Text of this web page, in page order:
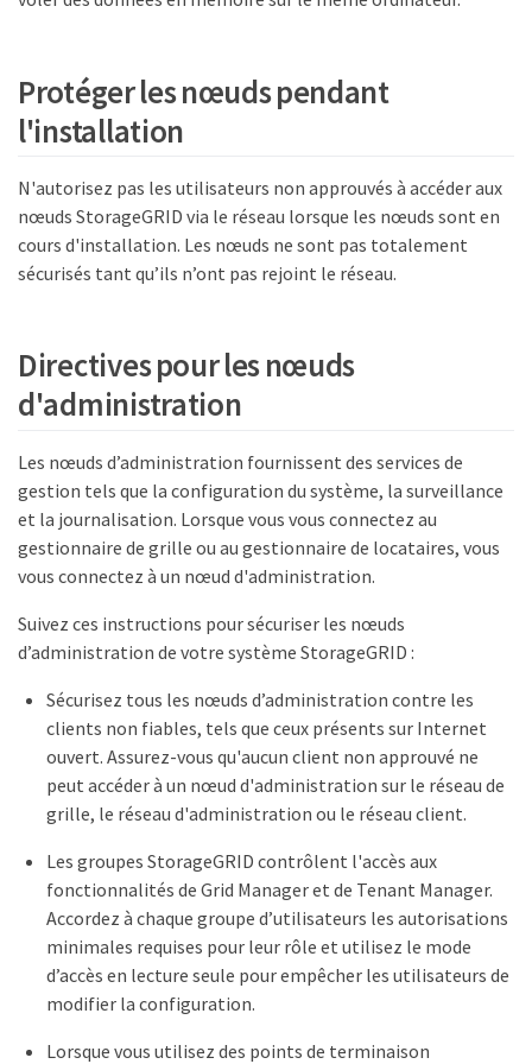
Protéger les nœuds pendant
l'installation
N'autorisez pas les utilisateurs non approuvés à accéder aux
nœuds StorageGRID via le réseau lorsque les nœuds sont en
cours d'installation. Les nœuds ne sont pas totalement
sécurisés tant qu’ils n’ont pas rejoint le réseau.
Directives pour les nœuds
d'administration
Les nœuds d’administration fournissent des services de
gestion tels que la configuration du système, la surveillance
et la journalisation. Lorsque vous vous connectez au
gestionnaire de grille ou au gestionnaire de locataires, vous
vous connectez à un nœud d'administration.
Suivez ces instructions pour sécuriser les nœuds
d’administration de votre système StorageGRID :
Sécurisez tous les nœuds d’administration contre les
clients non fiables, tels que ceux présents sur Internet
ouvert. Assurez-vous qu'aucun client non approuvé ne
peut accéder à un nœud d'administration sur le réseau de
grille, le réseau d'administration ou le réseau client.
Les groupes StorageGRID contrôlent l'accès aux
fonctionnalités de Grid Manager et de Tenant Manager.
Accordez à chaque groupe d’utilisateurs les autorisations
minimales requises pour leur rôle et utilisez le mode
d’accès en lecture seule pour empêcher les utilisateurs de
modifier la configuration.
Lorsque vous utilisez des points de terminaison